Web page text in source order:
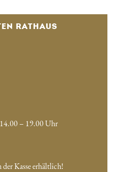
RATHAUS
– 19.00 Uhr
Kasse erhältlich!